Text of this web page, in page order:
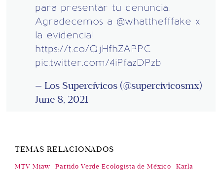
para presentar tu denuncia.
Agradecemos a @whatthefffake x
la evidencia!
https://t.co/QjHfhZAPPC
pic.twitter.com/4iPfazDPzb
— Los Supercívicos (@supercivicosmx)
June 8, 2021
TEMAS RELACIONADOS
MTV Miaw Partido Verde Ecologista de México
Karla